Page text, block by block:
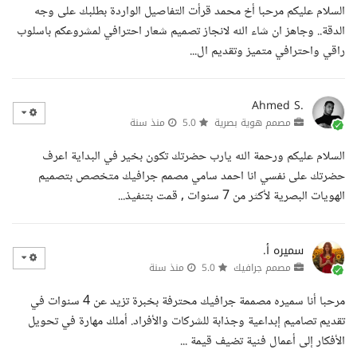
السلام عليكم مرحبا أخ محمد قرأت التفاصيل الواردة بطلبك على وجه
الدقة.. وجاهز ان شاء الله لانجاز تصميم شعار احترافي لمشروعكم باسلوب
راقي واحترافي متميز وتقديم ال...
Ahmed S.
مصمم هوية بصرية منذ سنة
السلام عليكم ورحمة الله يارب حضرتك تكون بخير في البداية اعرف
حضرتك على نفسي انا احمد سامي مصمم جرافيك متخصص بتصميم
الهويات البصرية لأكثر من 7 سنوات , قمت بتنفيذ...
سميره أ.
مصمم جرافيك منذ سنة
مرحبا أنا سميره مصممة جرافيك محترفة بخبرة تزيد عن 4 سنوات في
تقديم تصاميم إبداعية وجذابة للشركات والأفراد. أملك مهارة في تحويل
الأفكار إلى أعمال فنية تضيف قيمة ...